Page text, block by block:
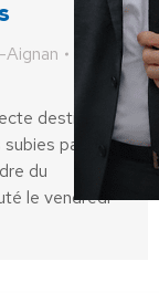
destinée à
par les
du
le vendredi